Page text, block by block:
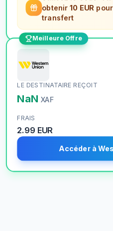
obtenir10 EUR
transfert
Meilleure Offre
LE DESTINATAIRE REÇOIT
NaN XAF
FRAIS
2.99 EUR
Accéder à